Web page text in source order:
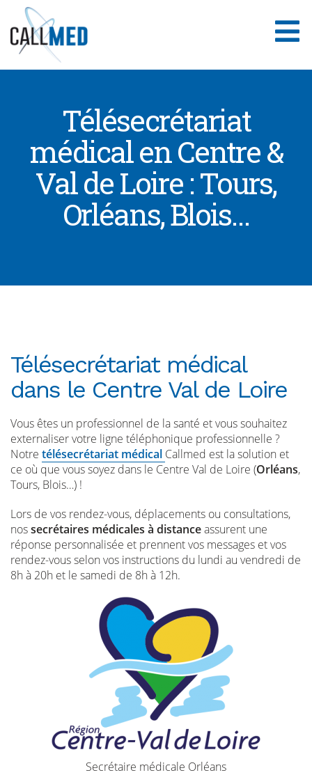
contenu
Télésecrétariat
médical en Centre &
Val de Loire : Tours,
Orléans, Blois…
Télésecrétariat médical
dans le Centre Val de Loire
Vous êtes un professionnel de la santé et vous souhaitez
externaliser votre ligne téléphonique professionnelle ?
Notre télésecrétariat médical Callmed est la solution et
ce où que vous soyez dans le Centre Val de Loire (Orléans,
Tours, Blois…) !
Lors de vos rendez-vous, déplacements ou consultations,
nossecrétaires médicales à distanceassurent une
réponse personnalisée et prennent vos messages et vos
rendez-vous selon vos instructions du lundi au vendredi de
8h à 20h et le samedi de 8h à 12h.
Secrétaire médicale Orléans